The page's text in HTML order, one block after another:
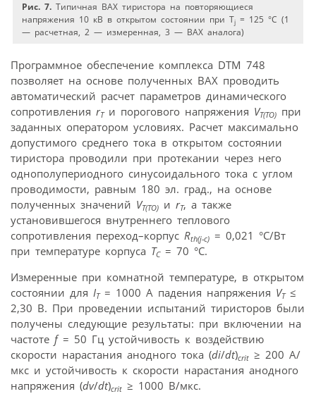
Рис. 7. Типичная ВАХ тиристора на повторяющиеся
напряжения 10 кВ в открытом состоянии при Тj = 125 °С (1
— расчетная, 2 — измеренная, 3 — ВАХ аналога)
Программное обеспечение комплекса DTM 748
позволяет на основе полученных ВАХ проводить
автоматический расчет параметров динамического
сопротивления rTи порогового напряжения VT(TO) при
заданных оператором условиях. Расчет максимально
допустимого среднего тока в открытом состоянии
тиристора проводили при протекании через него
однополупериодного синусоидального тока с углом
проводимости, равным 180 эл. град., на основе
полученных значений VT(TO) и rT, а также
установившегося внутреннего теплового
сопротивления переход–корпус Rth(j-c) = 0,021 °С/Вт
при температуре корпуса TC= 70 °C.
Измеренные при комнатной температуре, в открытом
состоянии для IТ= 1000 А падения напряжения VT≤
2,30 В. При проведении испытаний тиристоров были
получены следующие результаты: при включении на
частоте f= 50 Гц устойчивость к воздействию
скорости нарастания анодного тока (di/dt)crit ≥ 200 А/
мкс и устойчивость к скорости нарастания анодного
напряжения (dv/dt)crit ≥ 1000 В/мкс.